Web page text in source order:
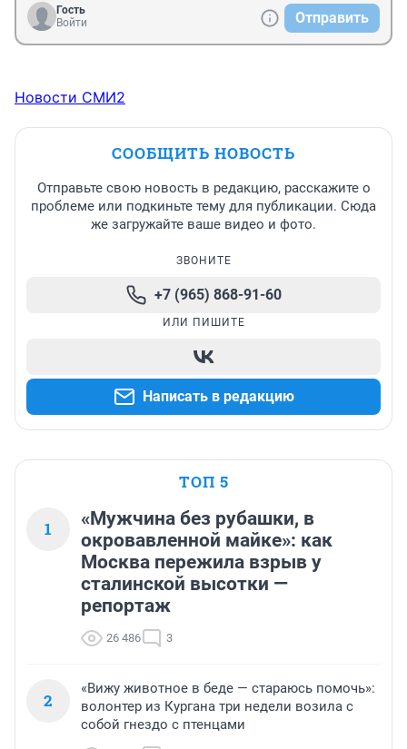
Гость
Войти
Отправить
Новости СМИ2
СООБЩИТЬ НОВОСТЬ
Отправьте свою новость в редакцию, расскажите о
проблеме или подкиньте тему для публикации. Сюда
же загружайте ваше видео и фото.
ЗВОНИТЕ
+7 (965) 868-91-60
ИЛИ ПИШИТЕ
Написать в редакцию
ТОП 5
1
«Мужчина без рубашки, в
окровавленной майке»: как
Москва пережила взрыв у
сталинской высотки —
репортаж
26 486 3
2
«Вижу животное в беде — стараюсь помочь»:
волонтер из Кургана три недели возила с
собой гнездо с птенцами